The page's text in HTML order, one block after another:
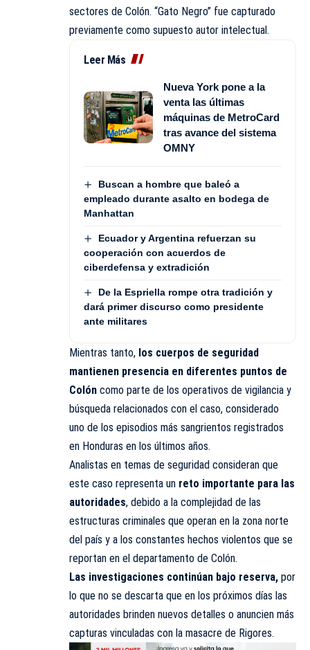
sectores de Colón. “Gato Negro” fue capturado
previamente como supuesto autor intelectual.
Leer Más
Nueva York pone a la
venta las últimas
máquinas de MetroCard
tras avance del sistema
OMNY
Buscan a hombre que baleó a
empleado durante asalto en bodega de
Manhattan
Ecuador y Argentina refuerzan su
cooperación con acuerdos de
ciberdefensa y extradición
De la Espriella rompe otra tradición y
dará primer discurso como presidente
ante militares
Mientras tanto, los cuerpos de seguridad
mantienen presencia en diferentes puntos de
Colón como parte de los operativos de vigilancia y
búsqueda relacionados con el caso, considerado
uno de los episodios más sangrientos registrados
en Honduras en los últimos años.
Analistas en temas de seguridad consideran que
este caso representa un reto importante para las
autoridades, debido a la complejidad de las
estructuras criminales que operan en la zona norte
del país y a los constantes hechos violentos que se
reportan en el departamento de Colón.
Las investigaciones continúan bajo reserva, por
lo que no se descarta que en los próximos días las
autoridades brinden nuevos detalles o anuncien más
capturas vinculadas con la masacre de Rigores.